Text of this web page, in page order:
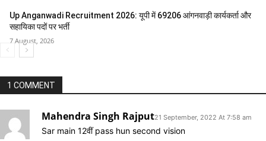
Up Anganwadi Recruitment 2026: यूपी में 69206 आंगनवाड़ी कार्यकर्ता और
सहायिका पदों पर भर्ती
7 August, 2026
1 COMMENT
Mahendra Singh Rajput21 September, 2022 At 7:58 am
Sar main 12वीं pass hun second vision